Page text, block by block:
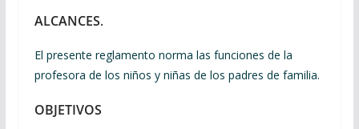
ALCANCES.
El presente reglamento norma las funciones de la
profesora de los niños y niñas de los padres de familia.
OBJETIVOS